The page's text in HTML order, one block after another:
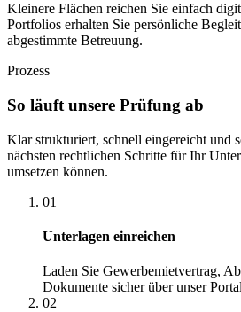
Kleinere Flächen reichen Sie einfach
Portfolios erhalten Sie persönliche
abgestimmte Betreuung.
Prozess
So läuft unsere Prüfung ab
Klar strukturiert, schnell eingereicht und
nächsten rechtlichen Schritte für Ihr
umsetzen können.
01
Unterlagen einreichen
Laden Sie Gewerbemietvertrag,
Dokumente sicher über unser
02